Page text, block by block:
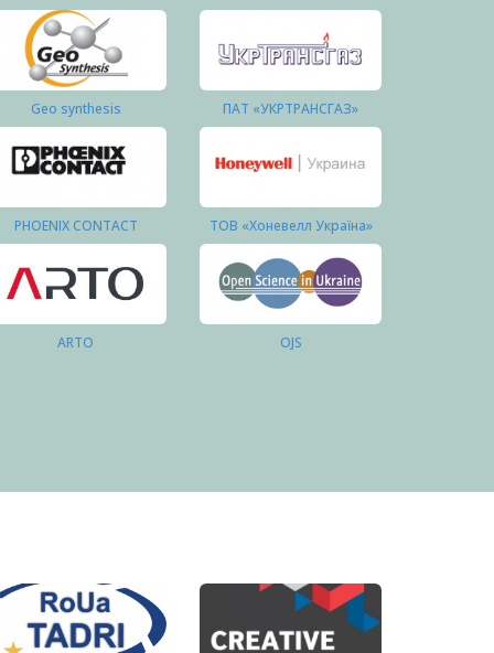
Geo synthesis ПАТ «УКРТРАНСГАЗ»
PHOENIX CONTACT ТОВ «Хоневелл Україна»
ARTO OJS